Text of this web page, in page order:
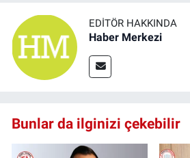
EDITÖR HAKKINDA
Haber Merkezi
Bunlar da ilginizi çekebilir